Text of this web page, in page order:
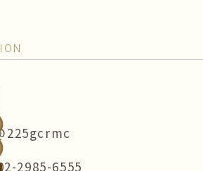
企業工商週轉
2985-6555